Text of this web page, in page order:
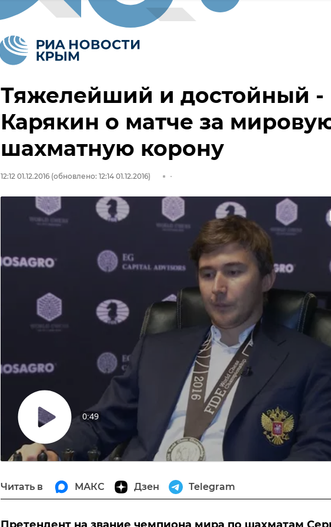
Тяжелейший и достойный -
Карякин о матче за
шахматную корону
12:12 01.12.2016 (обновлено: 12:14 01.12.2016)
Воспроизвести
0:49
Читать в МАКС Дзен Telegram